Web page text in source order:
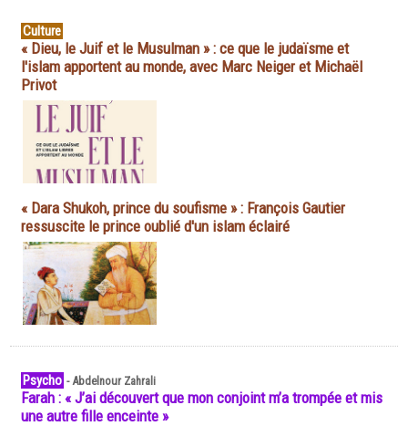
Culture
« Dieu, le Juif et le Musulman » : ce que le judaïsme et
l'islam apportent au monde, avec Marc Neiger et Michaël
Privot
« Dara Shukoh, prince du soufisme » : François Gautier
ressuscite le prince oublié d'un islam éclairé
Psycho -Abdelnour Zahrali
Farah : « J’ai découvert que mon conjoint m’a trompée et mis
une autre fille enceinte »